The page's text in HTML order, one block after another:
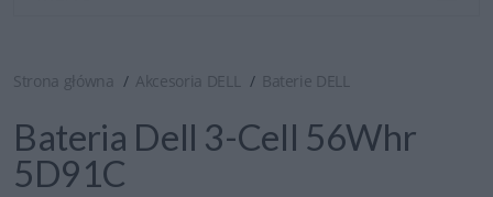
Strona główna Akcesoria DELL Baterie DELL
Bateria Dell 3-Cell 56Whr
5D91C